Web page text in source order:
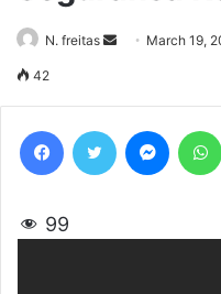
N. freitas
SendMarch 19,
42
99